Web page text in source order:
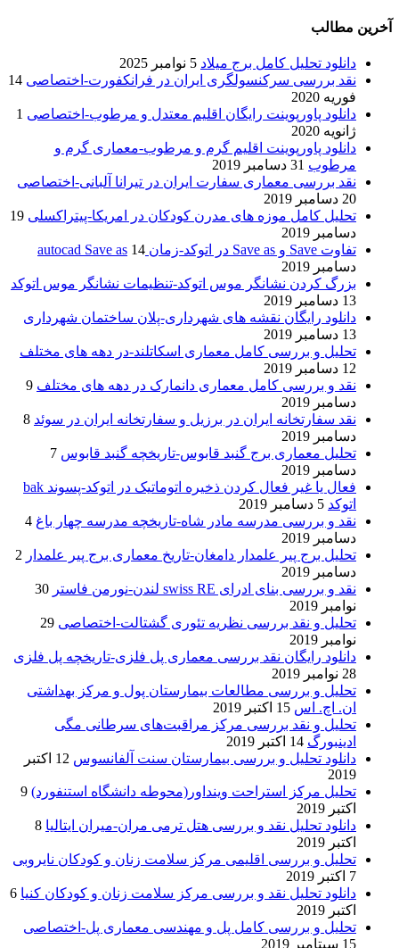
آخرین مطالب
دانلود تحلیل کامل برج میلاد 5 نوامبر 2025
نقد بررسی سرکنسولگری ایران در فرانکفورت-اختصاصی 14
فوریه 2020
دانلود پاورپوینت رایگان اقلیم معتدل و مرطوب-اختصاصی 1
ژانویه 2020
دانلود پاورپوینت اقلیم گرم و مرطوب-معماری گرم و
مرطوب 31 دسامبر 2019
نقد بررسی معماری سفارت ایران در تیرانا آلبانی-اختصاصی
20 دسامبر 2019
تحلیل کامل موزه های مدرن کودکان در امریکا-پیتراکسلی 19
دسامبر 2019
تفاوت Save و Save as در اتوکد-زمان autocad Save as
14
دسامبر 2019
بزرگ کردن نشانگر موس اتوکد-تنظیمات نشانگر موس اتوکد
13 دسامبر 2019
دانلود رایگان نقشه های شهرداری-پلان ساختمان شهرداری
13 دسامبر 2019
تحلیل و بررسی کامل معماری اسکاتلند-در دهه های مختلف
12 دسامبر 2019
نقد و بررسی کامل معماری دانمارک در دهه های مختلف 9
دسامبر 2019
نقد سفارتخانه ایران در برزیل و سفارتخانه ایران در سوئد 8
دسامبر 2019
تحلیل معماری برج گنبد قابوس-تاریخچه گنبد قابوس 7
دسامبر 2019
فعال یا غیر فعال کردن ذخیره اتوماتیک در اتوکد-پسوند bak
اتوکد 5 دسامبر 2019
نقد و بررسی مدرسه مادر شاه-تاریخچه مدرسه چهار باغ 4
دسامبر 2019
تحلیل برج پیر علمدار دامغان-تاریخ معماری برج پیر علمدار 2
دسامبر 2019
نقد و بررسی بنای ادرای swiss RE لندن-نورمن فاستر
30
نوامبر 2019
تحلیل و نقد بررسی نظریه تئوری گشتالت-اختصاصی 29
نوامبر 2019
دانلود رایگان نقد بررسی معماری پل فلزی-تاریخچه پل فلزی
28 نوامبر 2019
تحلیل و بررسی مطالعات بیمارستان پول و مرکز بهداشتی
ان. اچ. اس 15 اکتبر 2019
تحلیل و نقد بررسی مرکز مراقبت‌های سرطانی مگی
ادینبورگ 14 اکتبر 2019
دانلود تحلیل و بررسی بیمارستان سنت آلفانسوس
12 اکتبر
2019
تحلیل مرکز استراحت وینداور(محوطه دانشگاه استنفورد) 9
اکتبر 2019
دانلود تحلیل نقد و بررسی هتل ترمی مران-میران ایتالیا 8
اکتبر 2019
تحلیل و بررسی اقلیمی مرکز سلامت زنان و کودکان نایروبی
7 اکتبر 2019
دانلود تحلیل نقد و بررسی مرکز سلامت زنان و کودکان کنیا 6
اکتبر 2019
تحلیل و بررسی کامل پل و مهندسی معماری پل-اختصاصی
15 سپتامبر 2019